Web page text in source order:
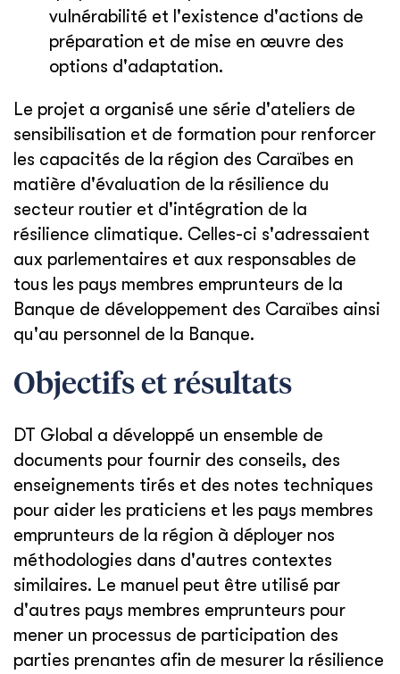
vulnérabilité et l'existence d'actions de
préparation et de mise en œuvre des
options d'adaptation.
Le projet a organisé une série d'ateliers de
sensibilisation et de formation pour renforcer
les capacités de la région des Caraïbes en
matière d'évaluation de la résilience du
secteur routier et d'intégration de la
résilience climatique. Celles-ci s'adressaient
aux parlementaires et aux responsables de
tous les pays membres emprunteurs de la
Banque de développement des Caraïbes ainsi
qu'au personnel de la Banque.
Objectifs et résultats
DT Global a développé un ensemble de
documents pour fournir des conseils, des
enseignements tirés et des notes techniques
pour aider les praticiens et les pays membres
emprunteurs de la région à déployer nos
méthodologies dans d'autres contextes
similaires. Le manuel peut être utilisé par
d'autres pays membres emprunteurs pour
mener un processus de participation des
parties prenantes afin de mesurer la résilience